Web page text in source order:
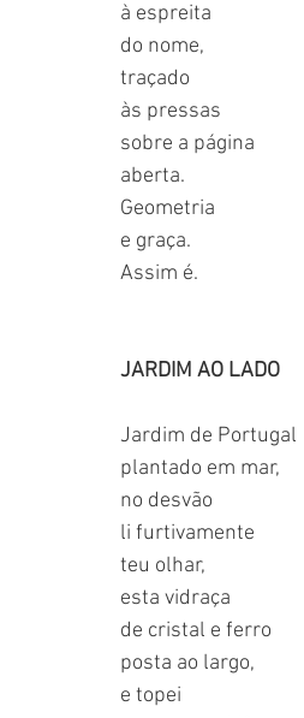
à espreita
do nome,
traçado
às pressas
sobre a página
aberta.
Geometria
e graça.
Assim é.
JARDIM AO LADO
Jardim de Portugal
plantado em mar,
no desvão
li furtivamente
teu olhar,
esta vidraça
de cristal e ferro
posta ao largo,
e topei